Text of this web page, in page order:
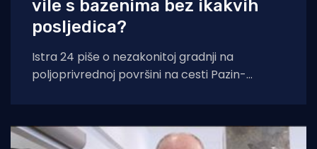
vile s bazenima bez ikakvih
posljedica?
Istra 24 piše o nezakonitoj gradnji na
poljoprivrednoj površini na cesti Pazin-